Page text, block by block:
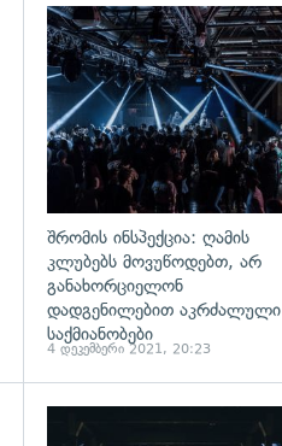
გადახედვა
შრომის ინსპექცია: ღამის
კლუბებს მოვუწოდებთ, არ
განახორციელონ
დადგენილებით აკრძალული
საქმიანობები
4 დეკემბერი 2021, 20:23
გადახედვა